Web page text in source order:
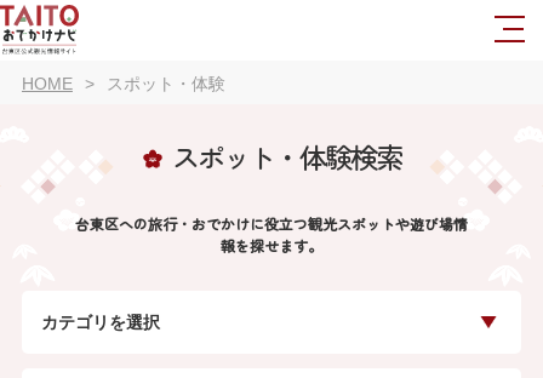
HOME スポット・体験
スポット・体験検索
台東区への旅行・おでかけに役立つ観光スポットや遊び場情
報を探せます。
カテゴリを選択